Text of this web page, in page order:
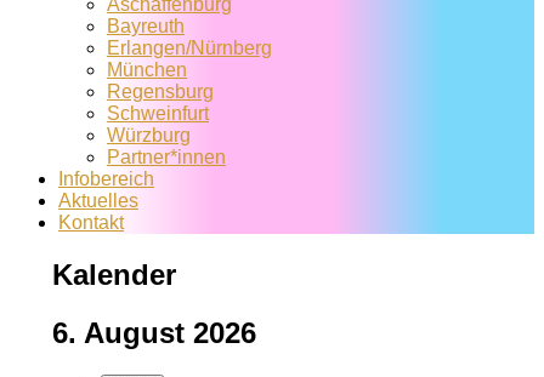
Aschaffenburg
Bayreuth
Erlangen/Nürnberg
München
Regensburg
Schweinfurt
Würzburg
Partner*innen
Infobereich
Aktuelles
Kontakt
Kalender
6. August 2026